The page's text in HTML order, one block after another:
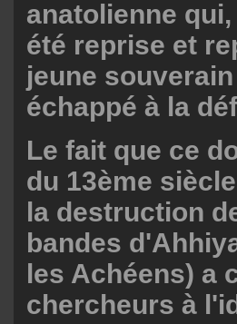
anatolienne
été reprise et
jeune
échappé à la
Le fait que ce
du 13ème
la destruction
bandes
les Achéens) a
chercheurs à